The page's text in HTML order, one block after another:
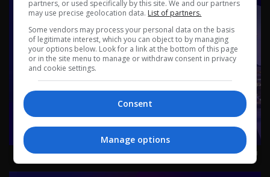
- الحلقة ٥٠ | الموسم 5
partners, or used specifically by this site. We and our partners
may use precise geolocation data. List of partners.
Some vendors may process your personal data on the basis
of legitimate interest, which you can object to by managing
your options below. Look for a link at the bottom of this page
or in the site menu to manage or withdraw consent in privacy
and cookie settings.
Consent
Manage options